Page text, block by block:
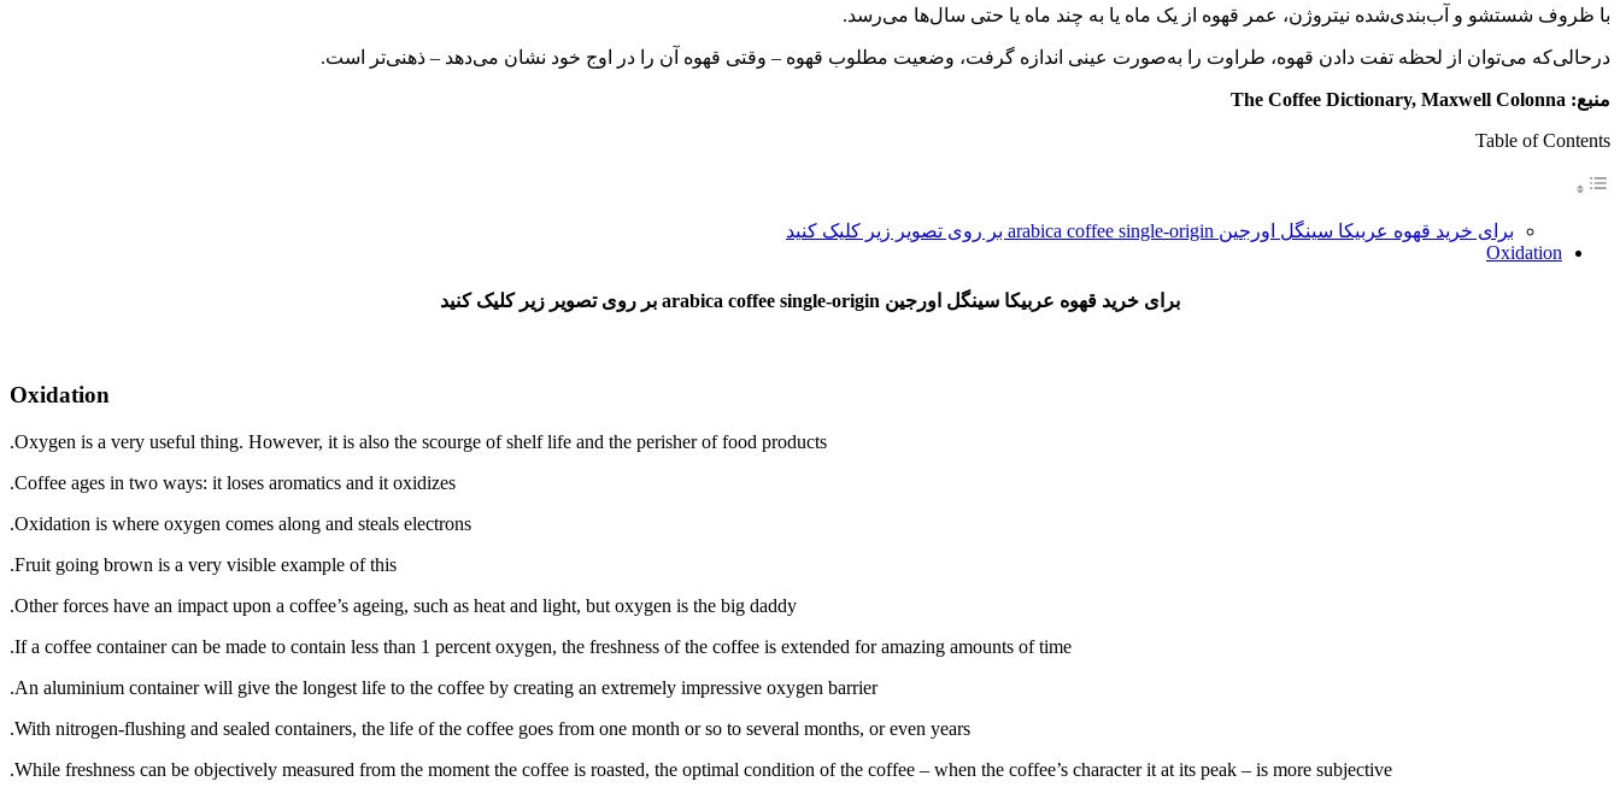
با ظروف شستشو و آب‌بندی‌شده نیتروژن، عمر قهوه از یک ماه یا به چند ماه یا حتی سال‌ها می‌رسد.
درحالی‌که می‌توان از لحظه تفت دادن قهوه، طراوت را به‌صورت عینی اندازه گرفت، وضعیت مطلوب قهوه – وقتی قهوه آن را در اوج خود نشان می‌دهد – ذهنی‌تر است.
منبع: The Coffee Dictionary, Maxwell Colonna
Table of Contents
برای خرید قهوه عربیکا سینگل اورجین arabica coffee single-origin بر روی تصویر زیر کلیک کنید
Oxidation
برای خرید قهوه عربیکا سینگل اورجین arabica coffee single-origin بر روی تصویر زیر کلیک کنید
Oxidation
Oxygen is a very useful thing. However, it is also the scourge of shelf life and the perisher of food products.
Coffee ages in two ways: it loses aromatics and it oxidizes.
Oxidation is where oxygen comes along and steals electrons.
Fruit going brown is a very visible example of this.
Other forces have an impact upon a coffee’s ageing, such as heat and light, but oxygen is the big daddy.
If a coffee container can be made to contain less than 1 percent oxygen, the freshness of the coffee is extended for amazing amounts of time.
An aluminium container will give the longest life to the coffee by creating an extremely impressive oxygen barrier.
With nitrogen-flushing and sealed containers, the life of the coffee goes from one month or so to several months, or even years.
While freshness can be objectively measured from the moment the coffee is roasted, the optimal condition of the coffee – when the coffee’s character it at its peak – is more subjective.